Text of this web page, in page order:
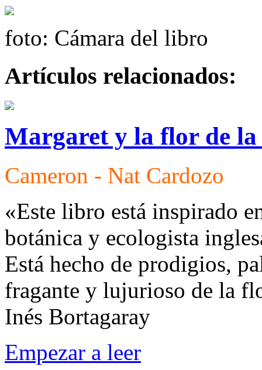
foto: Cámara del libro
Artículos relacionados:
Margaret y la flor de
Cameron - Nat Cardozo
«Este libro está inspirado
botánica y ecologista
Está hecho de prodigios,
fragante y lujurioso de la
Inés Bortagaray
Empezar a leer